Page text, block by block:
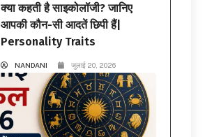
क्या कहती है साइकोलॉजी? जानिए
आपकी कौन-सी आदतें छिपी हैं|
Personality Traits
NANDANI जुलाई 20, 2026